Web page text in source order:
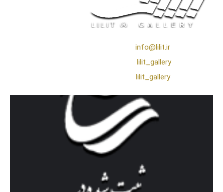
info@lilit.ir
lilit_gallery
lilit_gallery